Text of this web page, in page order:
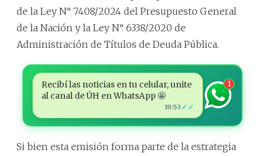
de la Ley N° 7408/2024 del Presupuesto General
de la Nación y la Ley N° 6338/2020 de
Administración de Títulos de Deuda Pública.
Recibí las noticias en tu celular, unite
al canal de ÚH en WhatsApp 🤩
19:53 ✓✓
1
Si bien esta emisión forma parte de la estrategia